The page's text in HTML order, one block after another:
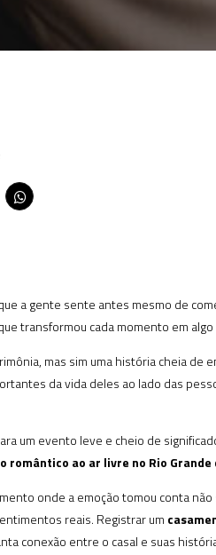
a gente sente antes mesmo de
transformou cada momento em
mas sim uma história cheia de
da vida deles ao lado das
um evento leve e cheio de
romântico ao ar livre no Rio Grande
onde a emoção tomou conta
reais. Registrar um
conexão entre o casal e suas